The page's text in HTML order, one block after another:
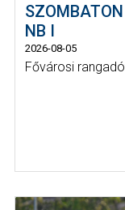
NB I
2026-08-05
Fővárosi